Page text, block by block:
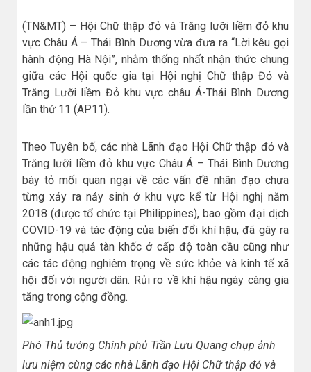
(TN&MT) – Hội Chữ thập đỏ và Trăng lưỡi liềm đỏ khu
vực Châu Á – Thái Bình Dương vừa đưa ra “Lời kêu gọi
hành động Hà Nội”, nhằm thống nhất nhận thức chung
giữa các Hội quốc gia tại Hội nghị Chữ thập Đỏ và
Trăng Lưỡi liềm Đỏ khu vực châu Á-Thái Bình Dương
lần thứ 11 (AP11).
Theo Tuyên bố, các nhà Lãnh đạo Hội Chữ thập đỏ và
Trăng lưỡi liềm đỏ khu vực Châu Á – Thái Bình Dương
bày tỏ mối quan ngại về các vấn đề nhân đạo chưa
từng xảy ra nảy sinh ở khu vực kể từ Hội nghị năm
2018 (được tổ chức tại Philippines), bao gồm đại dịch
COVID-19 và tác động của biến đổi khí hậu, đã gây ra
những hậu quả tàn khốc ở cấp độ toàn cầu cũng như
các tác động nghiêm trọng về sức khỏe và kinh tế xã
hội đối với người dân. Rủi ro về khí hậu ngày càng gia
tăng trong cộng đồng.
Phó Thủ tướng Chính phủ Trần Lưu Quang chụp ảnh
lưu niệm cùng các nhà Lãnh đạo Hội Chữ thập đỏ và